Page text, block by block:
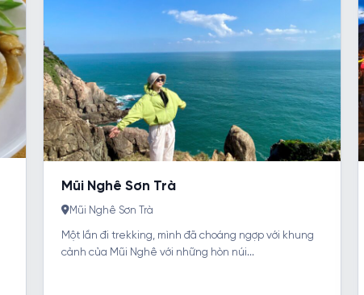
Mũi Nghê Sơn Trà
Mũi Nghê Sơn Trà
Một lần đi trekking, mình đã choáng ngợp với khung
cảnh của Mũi Nghê với những hòn núi...